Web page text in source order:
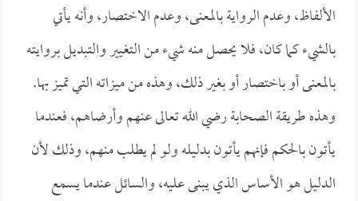
الألفاظ، وعدم الرواية بالمعنى، وعدم الاختصار، وأنه يأتي
بالشيء كما كان، فلا يحصل منه شيء من التغيير والتبديل بروايته
بالمعنى أو باختصار أو بغير ذلك، وهذه من ميزاته التي تميز بها.
وهذه طريقة الصحابة رضي الله تعالى عنهم وأرضاهم، فعندما
يأتون بالحكم فإنهم يأتون بدليله ولو لم يطلب منهم، وذلك لأن
الدليل هو الأساس الذي يبنى عليه، والسائل عندما يسمع